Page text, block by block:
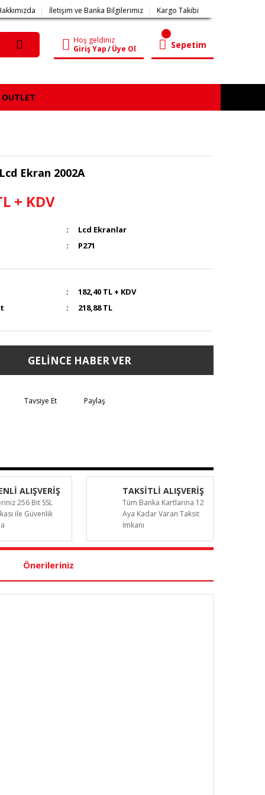
İletişim ve Banka Bilgilerimiz Kargo Takibi
Hoş geldiniz
Giriş Yap/Üye Ol Sepetim
OUTLET
Ekran 2002A
+ KDV
Lcd Ekranlar
P271
182,40 TL + KDV
218,88 TL
GELİNCE HABER VER
Tavsiye Et Paylaş
ALIŞVERİŞ
256 Bit SSL
ile Güvenlik
TAKSİTLİ ALIŞVERİŞ
Tüm Banka Kartlarına 12
Aya Kadar Varan Taksit
İmkanı
Önerileriniz